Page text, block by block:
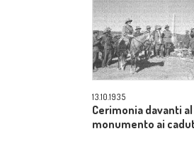
13.10.1935
Cerimonia davanti al
monumento ai